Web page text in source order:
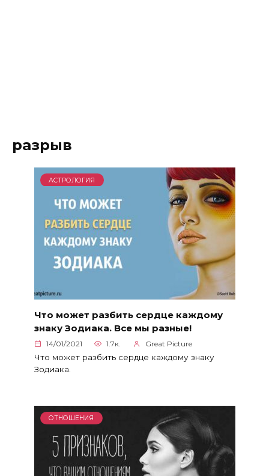
разрыв
АСТРОЛОГИЯ
Что может разбить сердце каждому
знаку Зодиака. Все мы разные!
14/01/2021 1.7к. Great Picture
Что может разбить сердце каждому знаку
Зодиака.
ОТНОШЕНИЯ